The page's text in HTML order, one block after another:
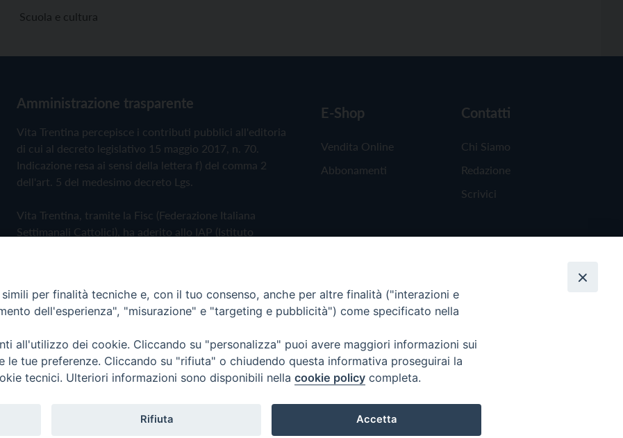
Scuola e cultura
Amministrazione trasparente
Vita Trentina percepisce i contributi pubblici all'editoria
di cui al decreto legislativo 15 maggio 2017, n. 70.
Indicazione resa ai sensi della lettera f) del comma 2
dell'art. 5 del medesimo decreto Lgs.
Vita Trentina, tramite la Fisc (Federazione Italiana
Settimanali Cattolici), ha aderito allo IAP (Istituto
Privacy Policy Cookie Policy
E-Shop
Vendita Online
Abbonamenti
Contatti
Chi Siamo
Redazione
Scrivici
Editrice
per finalità tecniche e, con il tuo consenso, anche per altre finalità ("interazioni e
dell'esperienza", "misurazione" e "targeting e pubblicità") come specificato nella
all'utilizzo dei cookie. Cliccando su "personalizza" puoi avere maggiori informazioni sui
le tue preferenze. Cliccando su "rifiuta" o chiudendo questa informativa proseguirai la
tecnici. Ulteriori informazioni sono disponibili nella cookie policy completa.
Rifiuta Accetta